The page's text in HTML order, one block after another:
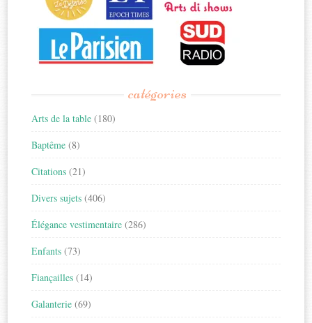
catégories
Arts de la table (180)
Baptême (8)
Citations (21)
Divers sujets (406)
Élégance vestimentaire (286)
Enfants (73)
Fiançailles (14)
Galanterie (69)